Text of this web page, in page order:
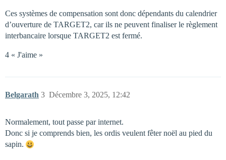
Ces systèmes de compensation sont donc dépendants du calendrier
d’ouverture de TARGET2, car ils ne peuvent finaliser le règlement
interbancaire lorsque TARGET2 est fermé.
4 « J'aime »
Belgarath Décembre 3, 2025, 12:42
3
Normalement, tout passe par internet.
Donc si je comprends bien, les ordis veulent fêter noël au pied du
sapin.